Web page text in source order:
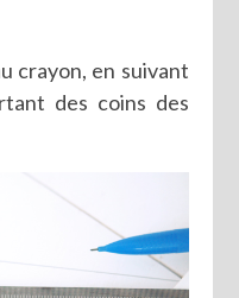
crayon, en suivant
des coins des